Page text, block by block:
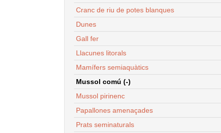
Cranc de riu de potes blanques
Dunes
Gall fer
Llacunes litorals
Mamífers semiaquàtics
Mussol comú (-)
Mussol pirinenc
Papallones amenaçades
Prats seminaturals